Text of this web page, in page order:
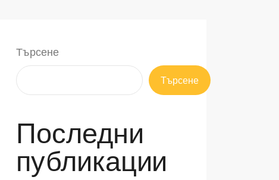
Търсене
Търсене
Последни
публикации